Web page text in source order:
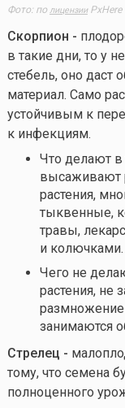
Фото: по лицензииPxHere
Скорпион -
в такие дни, то у
стебель, оно
материал. Само
устойчивым к
к инфекциям.
Что делают в
высаживают
растения,
тыквенные,
травы,
и колючками.
Чего не
растения, не
занимаются
Стрелец -
тому, что семена
полноценного